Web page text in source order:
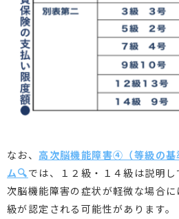
なお、 高次脳機能障害④（等級の基
ム🔍では、１２級・１４級は説明
次脳機能障害の症状が軽微な場合
級が認定される可能性があります。